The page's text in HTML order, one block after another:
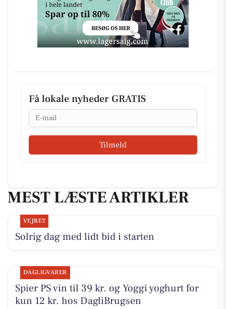
Få lokale nyheder GRATIS
Email
Tilmeld
MEST LÆSTE ARTIKLER
VEJRET
Solrig dag med lidt bid i starten
DAGLIGVARER
Spier PS vin til 39 kr. og Yoggi yoghurt for
kun 12 kr. hos DagliBrugsen